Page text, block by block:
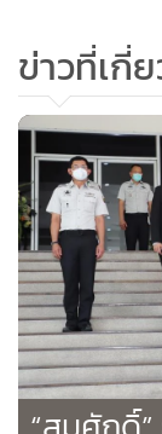
อยู่ในชีวิตสังคมค
ท้าทายของกระท
เพราะคุณลักษณะ
ของกฎหมายที่ใ
เกินกว่าที่สถานที่
สามารถรองรับไ
พิจารณานโยบาย
EM ให้ละเอียดร
จริง ตลอดจนสภ
โทษขึ้นมา รวมทั้
ยุติธรรม และสัง
ข่าวที่เกี่